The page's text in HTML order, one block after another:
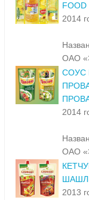
2014
ОАО
СОУС
2014
ОАО
2013